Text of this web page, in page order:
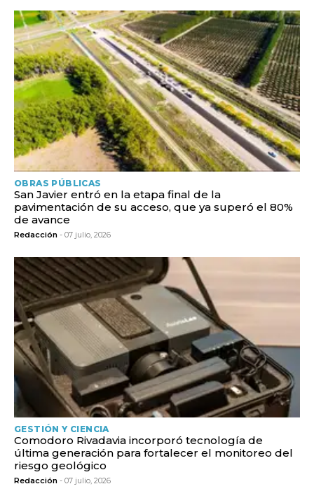
OBRAS PÚBLICAS
San Javier entró en la etapa final de la
pavimentación de su acceso, que ya superó el 80%
de avance
Redacción - 07 julio, 2026
GESTIÓN Y CIENCIA
Comodoro Rivadavia incorporó tecnología de
última generación para fortalecer el monitoreo del
riesgo geológico
Redacción - 07 julio, 2026